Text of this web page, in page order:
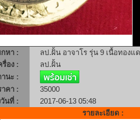
กหา :
ลป.ฝั้น อาจาโร รุ่น 9 เนื้อทองแ
อง :
ลป.ฝั้น
านะ :
าคา :
35000
วันที่ :
2017-06-13 05:48
รายละเอียด :